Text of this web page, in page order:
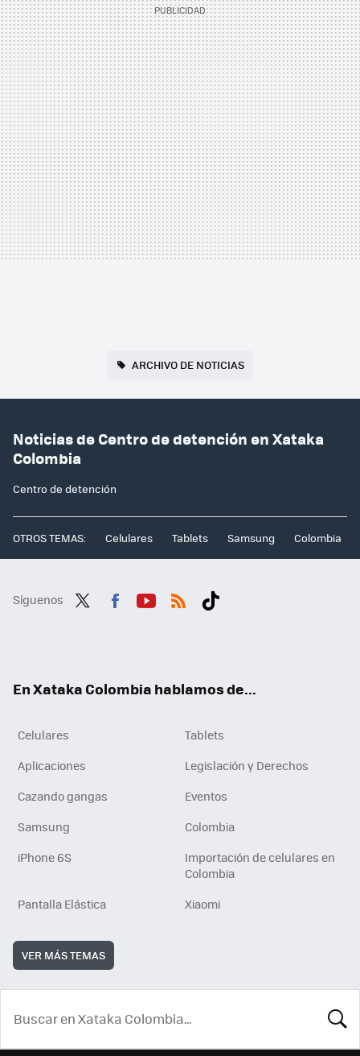
ARCHIVO DE NOTICIAS
Noticias de Centro de detención en Xataka
Colombia
Centro de detención
OTROS TEMAS: Celulares Tablets Samsung Colombia
Síguenos
En Xataka Colombia hablamos de...
Celulares
Tablets
Aplicaciones
Legislación y Derechos
Cazando gangas
Eventos
Samsung
Colombia
iPhone 6S
Importación de celulares en
Colombia
Pantalla Elástica
Xiaomi
VER MÁS TEMAS